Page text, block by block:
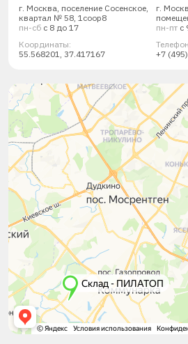
г. Москва, поселение Сосенское,
квартал № 58, 1соор8
пн-сб с 8 до 17
Координаты:
55.568201, 37.417167
г.
пн-пт с
+7